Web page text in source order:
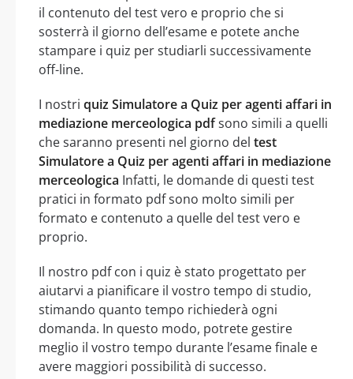
il contenuto del test vero e proprio che si
sosterrà il giorno dell’esame e potete anche
stampare i quiz per studiarli successivamente
off-line.
I nostri quiz Simulatore a Quiz per agenti affari in
mediazione merceologica pdfsono simili a quelli
che saranno presenti nel giorno del test
Simulatore a Quiz per agenti affari in mediazione
merceologica Infatti, le domande di questi test
pratici in formato pdf sono molto simili per
formato e contenuto a quelle del test vero e
proprio.
Il nostro pdf con i quiz è stato progettato per
aiutarvi a pianificare il vostro tempo di studio,
stimando quanto tempo richiederà ogni
domanda. In questo modo, potrete gestire
meglio il vostro tempo durante l’esame finale e
avere maggiori possibilità di successo.